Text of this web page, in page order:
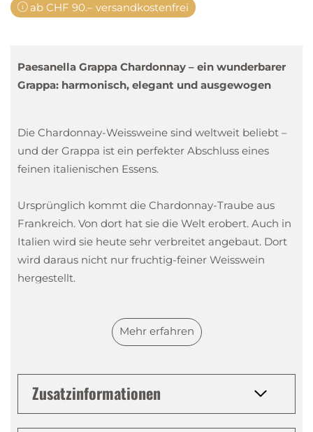
ab CHF 90.– versandkostenfrei
Paesanella Grappa Chardonnay – ein wunderbarer
Grappa: harmonisch, elegant und ausgewogen
Die Chardonnay-Weissweine sind weltweit beliebt –
und der Grappa ist ein perfekter Abschluss eines
feinen italienischen Essens.
Ursprünglich kommt die Chardonnay-Traube aus
Frankreich. Von dort hat sie die Welt erobert. Auch in
Italien wird sie heute sehr verbreitet angebaut. Dort
wird daraus nicht nur fruchtig-feiner Weisswein
hergestellt.
Aus dem Trester des Chardonnay entsteht auch ein
Grappa, der durch beeindruckende Harmonie und
Weinbrand, den man zu jeder Gelegenheit geniessen
kann.
Mehr erfahren
Zusatzinformationen